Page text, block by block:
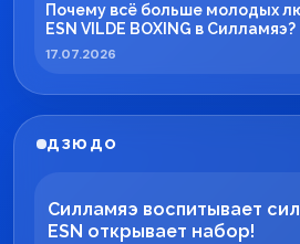
Почему всё больше молодых
ESN VILDE BOXING в Силламяэ?
17.07.2026
ДЗЮДО
Силламяэ воспитывает
ESN открывает набор!